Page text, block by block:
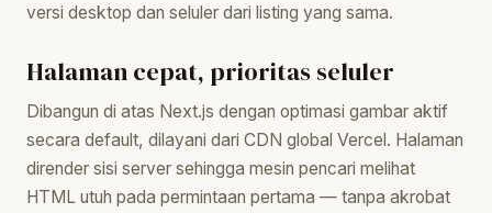
versi desktop dan seluler dari listing yang sama.
Halaman cepat, prioritas seluler
Dibangun di atas Next.js dengan optimasi gambar aktif
secara default, dilayani dari CDN global Vercel. Halaman
dirender sisi server sehingga mesin pencari melihat
HTML utuh pada permintaan pertama — tanpa akrobat